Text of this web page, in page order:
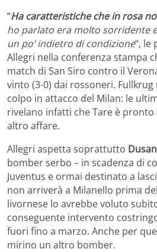
“Ha caratteristiche che in rosa
ho parlato era molto sorridente
un po’ indietro di condizione“, le
Allegri nella conferenza stampa
match di San Siro contro il
vinto (3-0) dai rossoneri. Fullkrug
colpo in attacco del Milan: le
rivelano infatti che Tare è
altro affare.
Allegri aspetta soprattutto
bomber serbo – in scadenza di
Juventus e ormai destinato a
non arriverà a Milanello prima
livornese lo avrebbe voluto
conseguente intervento
fuori fino a marzo. Anche per
mirino un altro bomber.